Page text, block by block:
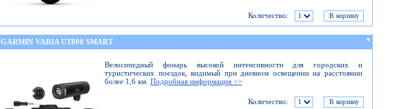
Количество:
GARMIN VARIA UT800 SMART
Велосипедный фонарь высокой интенсивности для городских и
туристических поездок, видимый при дневном освещении на расстоянии
более 1,6 км. Подробная информация >>
Количество: